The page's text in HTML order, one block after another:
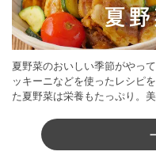
夏野菜のおいしい季節がやっ
ッキーニなどを使ったレシピ
た夏野菜は栄養もたっぷり。